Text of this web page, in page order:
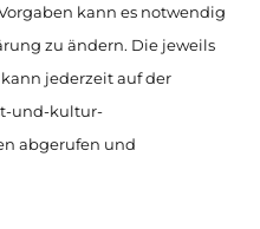
kann es notwendig
zu ändern. Die jeweils
jederzeit auf der
und-kultur-
abgerufen und